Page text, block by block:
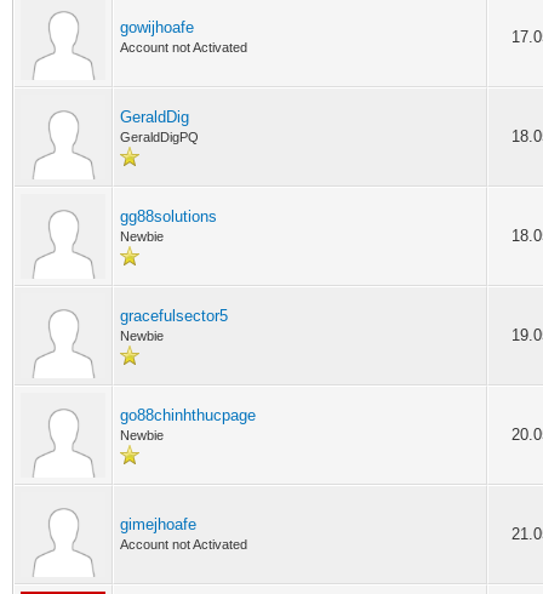
gowijhoafe
Account not Activated
GeraldDig
GeraldDigPQ
gg88solutions
Newbie
gracefulsector5
Newbie
go88chinhthucpage
Newbie
gimejhoafe
Account not Activated